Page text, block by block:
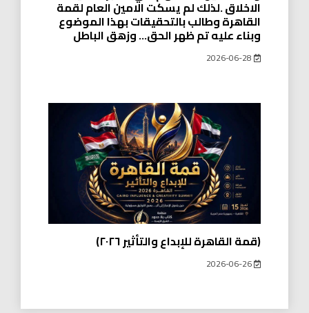
الاخلاق .لذلك لم يسكت الامين العام لقمة
القاهرة وطالب بالتحقيقات بهذا الموضوع
وبناء عليه تم ظهر الحق… وزهق الباطل
(قمة القاهرة للإبداع والتأثير ٢٠٢٦)
2026-06-26